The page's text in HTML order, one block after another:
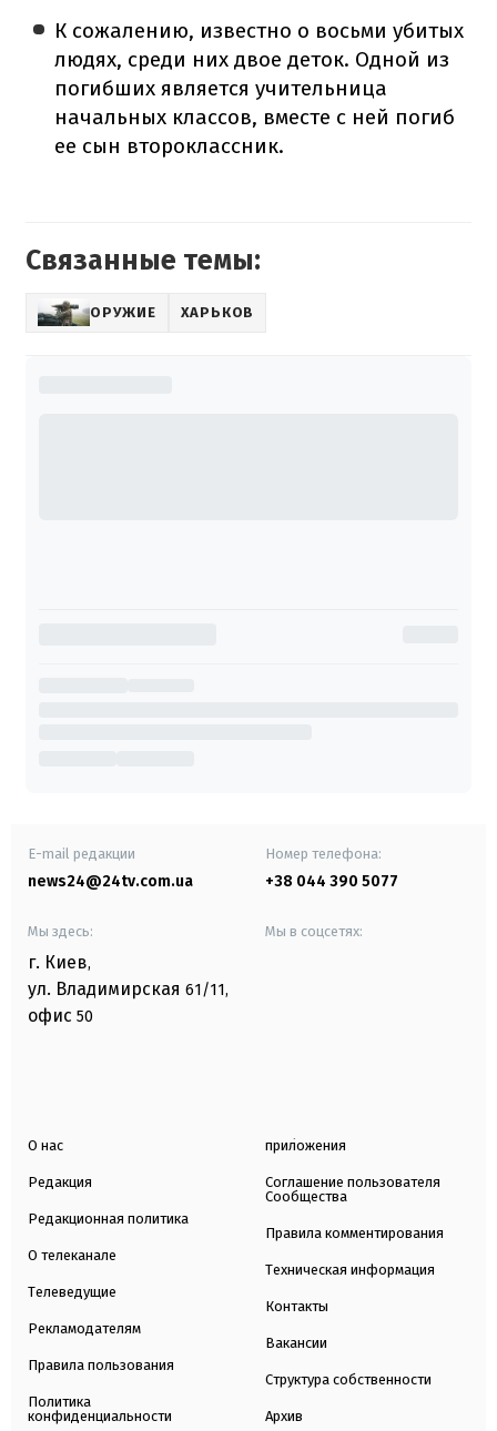
К сожалению, известно о восьми убитых
людях, среди них двое деток. Одной из
погибших является учительница
начальных классов, вместе с ней погиб
ее сын второклассник.
Связанные темы:
ОРУЖИЕ ХАРЬКОВ
E-mail редакции
news24@24tv.com.ua
Номер телефона:
+38 044 390 5077
Мы здесь:
г. Киев,
ул. Владимирская 61/11,
офис 50
Мы в соцсетях:
О нас
Редакция
Редакционная политика
О телеканале
Телеведущие
Рекламодателям
Правила пользования
Политика
конфиденциальности
приложения
Соглашение пользователя
Сообщества
Правила комментирования
Техническая информация
Контакты
Вакансии
Структура собственности
Архив